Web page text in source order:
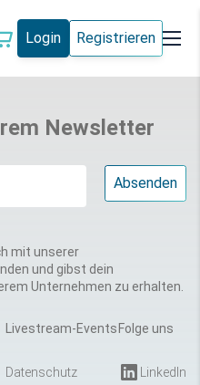
Login Registrieren
Künstliche
Microsoft 365
Social Media
Newsletter
mit unserer
und gibst dein
Unternehmen zu erhalten.
Livestream-Events
Datenschutz
Folge uns
LinkedIn